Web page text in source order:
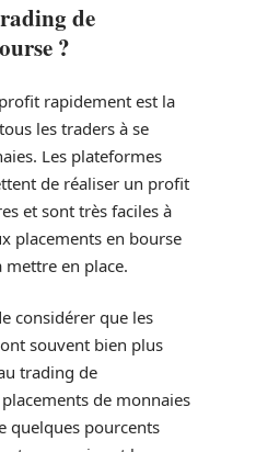
de
?
rapidement est la
les traders à se
Les plateformes
de réaliser un profit
et sont très faciles à
placements en bourse
en place.
considérer que les
souvent bien plus
trading de
de monnaies
quelques pourcents